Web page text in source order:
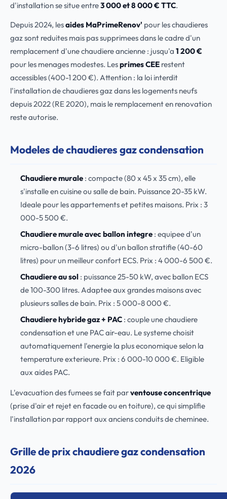
d'installation se situe entre3 000 et 8 000 € TTC.
Depuis 2024, lesaides MaPrimeRenov' pour les chaudieres
gaz sont reduites mais pas supprimees dans le cadre d'un
remplacement d'une chaudiere ancienne : jusqu'a 1 200 €
pour les menages modestes. Lesprimes CEE restent
accessibles (400-1 200 €). Attention : la loi interdit
l'installation de chaudieres gaz dans les logements neufs
depuis 2022 (RE 2020), mais le remplacement en renovation
reste autorise.
Modeles de chaudieres gaz condensation
Chaudiere murale: compacte (80 x 45 x 35 cm), elle
s'installe en cuisine ou salle de bain. Puissance 20-35 kW.
Ideale pour les appartements et petites maisons. Prix : 3
000-5 500 €.
Chaudiere murale avec ballon integre: equipee d'un
micro-ballon (3-6 litres) ou d'un ballon stratifie (40-60
litres) pour un meilleur confort ECS. Prix : 4 000-6 500 €.
Chaudiere au sol: puissance 25-50 kW, avec ballon ECS
de 100-300 litres. Adaptee aux grandes maisons avec
plusieurs salles de bain. Prix : 5 000-8 000 €.
Chaudiere hybride gaz + PAC: couple une chaudiere
condensation et une PAC air-eau. Le systeme choisit
automatiquement l'energie la plus economique selon la
temperature exterieure. Prix : 6 000-10 000 €. Eligible
aux aides PAC.
L'evacuation des fumees se fait parventouse concentrique
(prise d'air et rejet en facade ou en toiture), ce qui simplifie
l'installation par rapport aux anciens conduits de cheminee.
Grille de prix chaudiere gaz condensation
2026